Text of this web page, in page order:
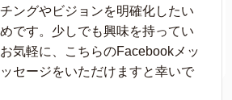
ングやビジョンを明確化したい
です。少しでも興味を持ってい
気軽に、こちらのFacebookメッ
セージをいただけますと幸いで